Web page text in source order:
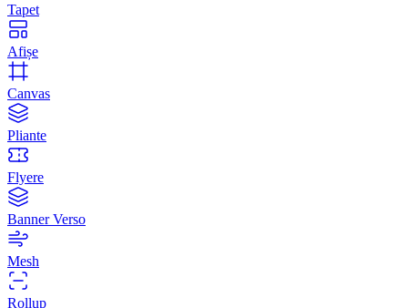
Tapet
Afișe
Canvas
Pliante
Flyere
Banner Verso
Mesh
Rollup